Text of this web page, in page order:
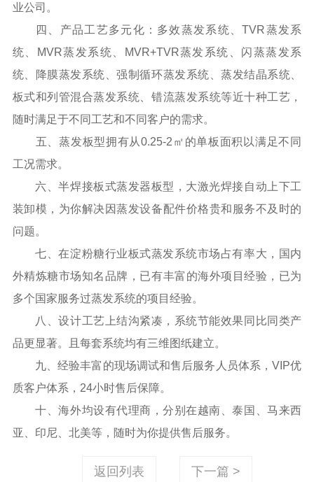
业公司。
四、产品工艺多元化：多效蒸发系统、TVR蒸发系
统、MVR蒸发系统、MVR+TVR蒸发系统、闪蒸蒸发系
统、降膜蒸发系统、强制循环蒸发系统、蒸发结晶系统、
板式和列管混合蒸发系统、错流蒸发系统等近十种工艺，
随时满足于不同工艺和不同客户的需求。
五、蒸发板型拥有从0.25-2㎡的单板面积以满足不同
工况需求。
六、半焊接板式蒸发器板型，大激光焊接自动上下工
装卸模，为你解决因蒸发设备配件价格贵和服务不及时的
问题。
七、在淀粉糖行业板式蒸发系统市场占有率大，国内
外精炼糖市场知名品牌，已有丰富的海外项目经验，已为
多个国家服务过蒸发系统的项目经验。
八、设计工艺上结沟紧凑，系统节能效果同比同类产
品更显著。且每套系统均有三维图纸建立。
九、经验丰富的现场调试和售后服务人员体系，VIP优
质客户体系，24小时售后保障。
十、海外均设有代理商，分别在越南、泰国、马来西
亚、印尼、北美等，随时为你提供售后服务。
返回列表 下一篇 >